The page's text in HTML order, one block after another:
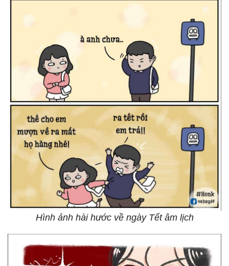
Hình ảnh hài hước về ngày Tết âm lịch